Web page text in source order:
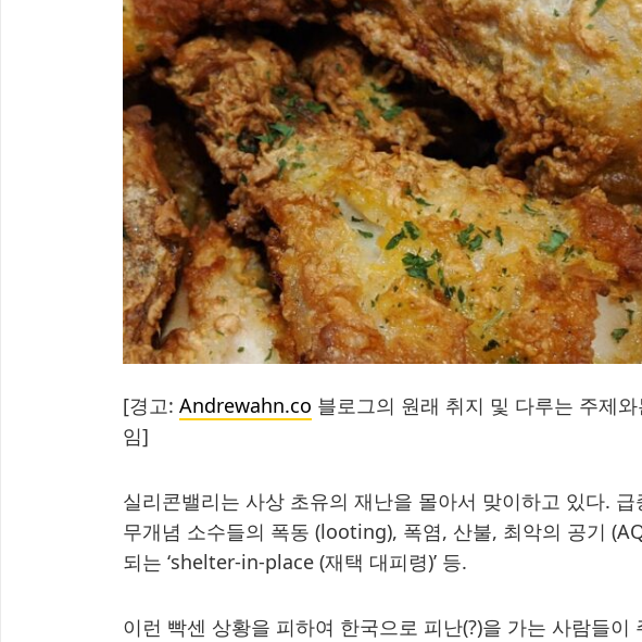
[경고: Andrewahn.co 블로그의 원래 취지 및 다루는 주제
임]
실리콘밸리는 사상 초유의 재난을 몰아서 맞이하고 있다.
무개념 소수들의 폭동 (looting), 폭염, 산불, 최악의 공기
되는 ‘shelter-in-place (재택 대피령)’ 등.
이런 빡센 상황을 피하여 한국으로 피난(?)을 가는 사람들이